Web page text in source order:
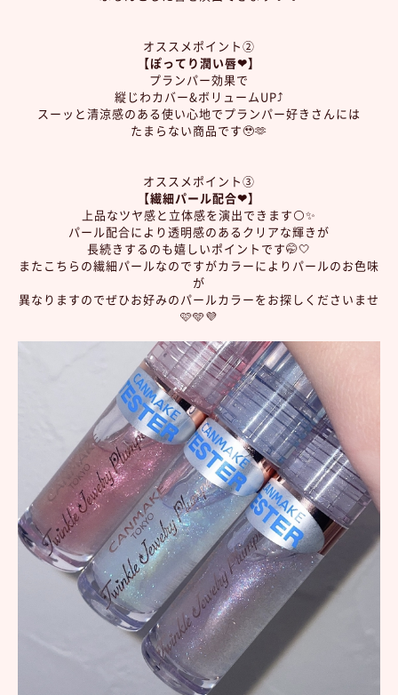
オススメポイント②
【ぽってり潤い唇❤︎】
プランパー効果で
縦じわカバー&ボリュームUP⤴️
スーッと清涼感のある使い心地でプランパー好きさんには
たまらない商品です🥹🫶
オススメポイント③
【繊細パール配合❤︎】
上品なツヤ感と立体感を演出できます⚪️✨
パール配合により透明感のあるクリアな輝きが
長続きするのも嬉しいポイントです🤭🤍
またこちらの繊細パールなのですがカラーによりパールのお色味
が
異なりますのでぜひお好みのパールカラーをお探しくださいませ
🩷🩵💜